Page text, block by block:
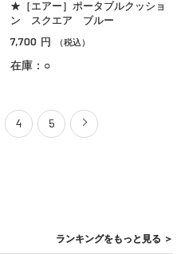
★［エアー］ポータブルクッショ
ン スクエア ブルー
7,700 円 （税込）
在庫：○
4 5
ランキングをもっと見る ＞